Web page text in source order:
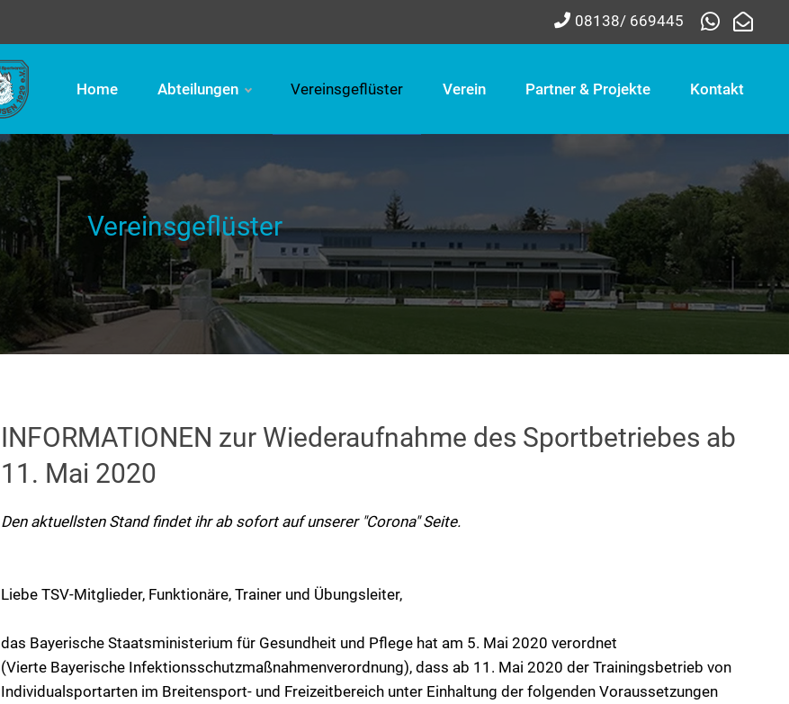
08138/ 669445
Home Abteilungen Vereinsgeflüster Verein Partner & Projekte Kontakt
Vereinsgeflüster
INFORMATIONEN zur Wiederaufnahme des Sportbetriebes ab
11. Mai 2020
Den aktuellsten Stand findet ihr ab sofort auf unserer "Corona" Seite.
Liebe TSV-Mitglieder, Funktionäre, Trainer und Übungsleiter,
das Bayerische Staatsministerium für Gesundheit und Pflege hat am 5. Mai 2020 verordnet
(Vierte Bayerische Infektionsschutzmaßnahmenverordnung), dass ab 11. Mai 2020 der Trainingsbetrieb von
Individualsportarten im Breitensport- und Freizeitbereich unter Einhaltung der folgenden Voraussetzungen